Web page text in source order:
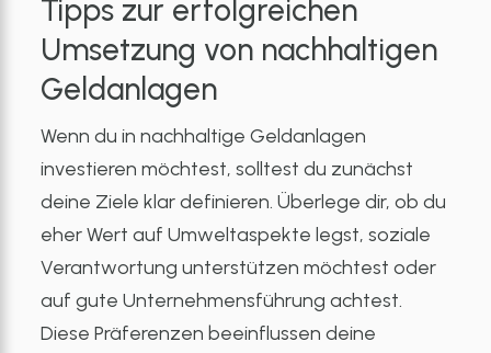
Tipps zur erfolgreichen
Umsetzung von nachhaltigen
Geldanlagen
Wenn du in nachhaltige Geldanlagen
investieren möchtest, solltest du zunächst
deine Ziele klar definieren. Überlege dir, ob du
eher Wert auf Umweltaspekte legst, soziale
Verantwortung unterstützen möchtest oder
auf gute Unternehmensführung achtest.
Diese Präferenzen beeinflussen deine